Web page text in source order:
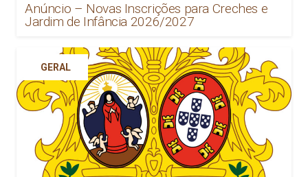
Anúncio – Novas Inscrições para Creches e
Jardim de Infância 2026/2027
GERAL